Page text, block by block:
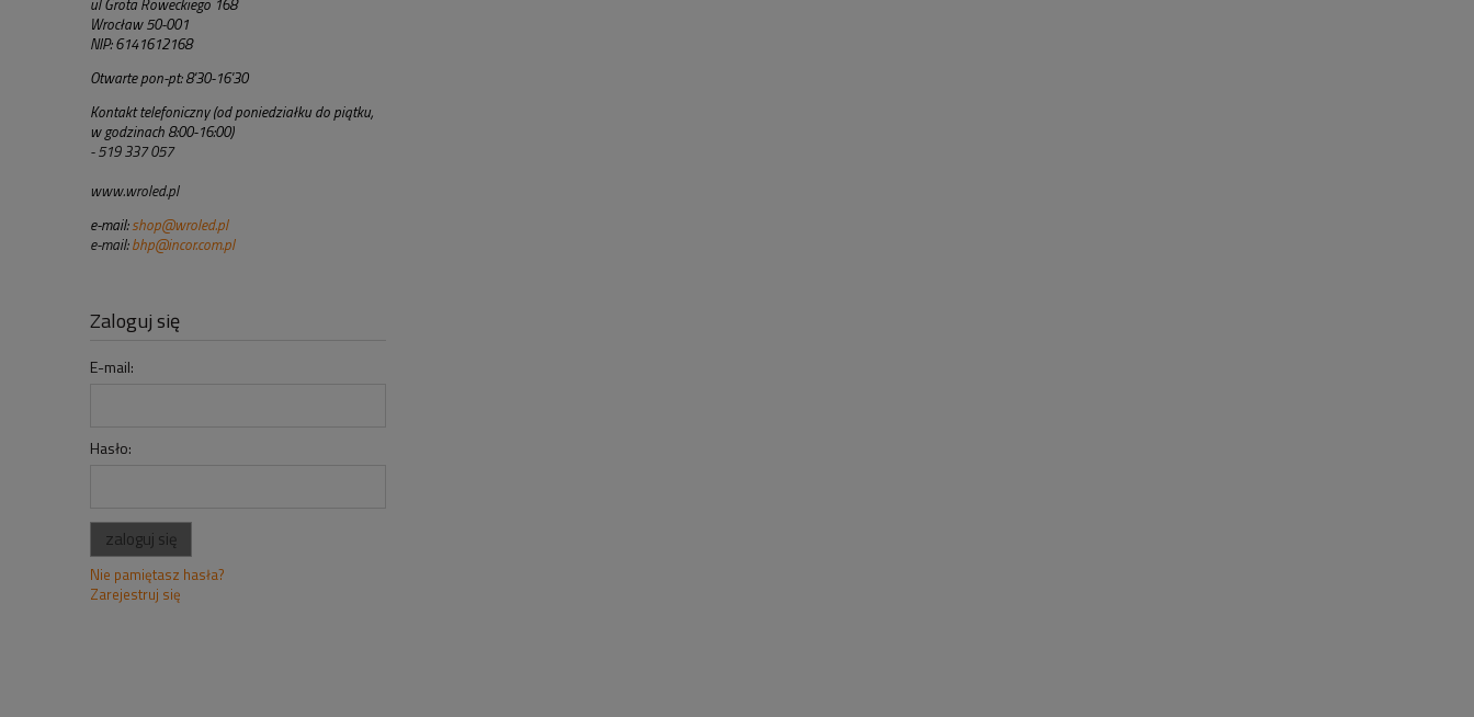
ul Grota Roweckiego 168
Wrocław 50-001
NIP: 6141612168
Otwarte pon-pt: 8'30-16'30
Kontakt telefoniczny (od poniedziałku do piątku,
w godzinach 8:00-16:00)
- 519 337 057
www.wroled.pl
e-mail: shop@wroled.pl
e-mail:bhp@incor.com.pl
Zaloguj się
E-mail:
Hasło:
zaloguj się
Nie pamiętasz hasła?
Zarejestruj się